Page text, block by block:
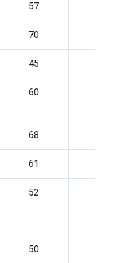
57
70
45
60
68
61
52
50